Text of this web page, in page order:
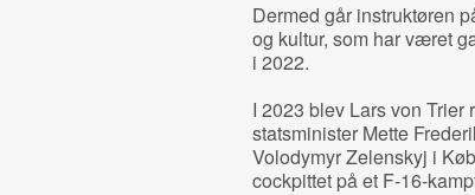
Dermed går instruktøren
og kultur, som har været
i 2022.
I 2023 blev Lars von Trier
statsminister Mette
Volodymyr Zelenskyj i
cockpittet på et F-16-